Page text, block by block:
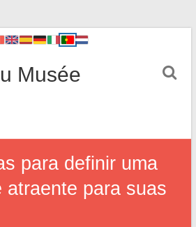
Musée
para definir uma
atraente para suas